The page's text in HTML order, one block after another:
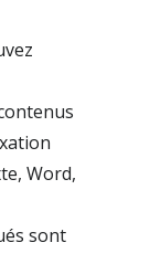
Word,
sont